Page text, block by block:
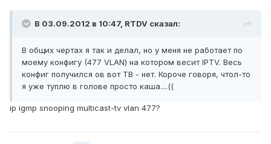
В 03.09.2012 в 10:47, RTDV сказал:
В общих чертах я так и делал, но у меня не работает по
моему конфигу (477 VLAN) на котором весит IPTV. Весь
конфиг получился ов вот ТВ - нет. Короче говоря, чтол-то
я уже туплю в голове просто каша....((
ip igmp snooping multicast-tv vlan 477?